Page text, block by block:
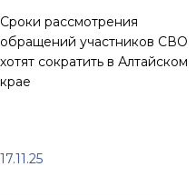
Сроки рассмотрения
обращений участников СВО
хотят сократить в Алтайском
крае
17.11.25